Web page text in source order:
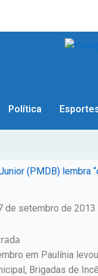
Política
(PMDB) lembra
de setembro de 2013
em Paulínia
Brigadas de